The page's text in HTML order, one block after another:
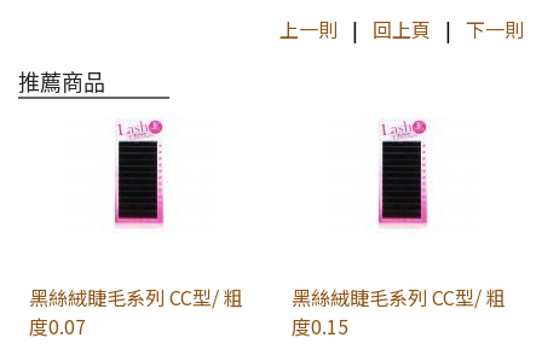
上一則 | 回上頁 | 下一則
推薦商品
黑絲絨睫毛系列 CC型/ 粗
度0.07
黑絲絨睫毛系列 CC型/ 粗
度0.15